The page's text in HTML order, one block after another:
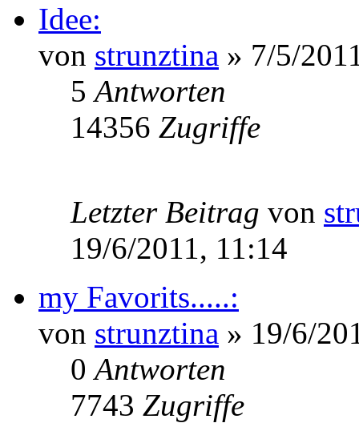
Idee:
von strunztina » 7/5/
5Antworten
14356 Zugriffe
Letzter Beitrag von
19/6/2011, 11:14
my Favorits.....:
von strunztina » 19/6/
0Antworten
7743 Zugriffe